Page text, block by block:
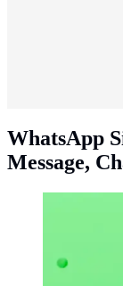
WhatsApp
Message,